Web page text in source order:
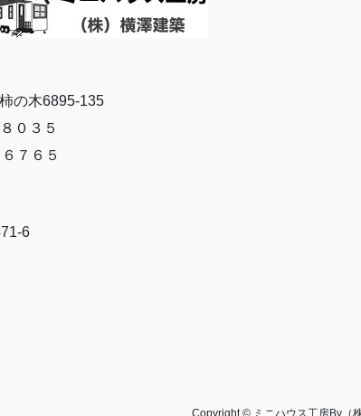
の木6895-135
０３５
７６５
6
Copyright © ミニハウス工房By（